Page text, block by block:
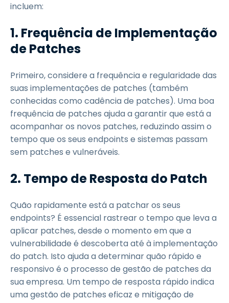
incluem:
1. Frequência de Implementação
de Patches
Primeiro, considere a frequência e regularidade das
suas implementações de patches (também
conhecidas como cadência de patches). Uma boa
frequência de patches ajuda a garantir que está a
acompanhar os novos patches, reduzindo assim o
tempo que os seus endpoints e sistemas passam
sem patches e vulneráveis.
2. Tempo de Resposta do Patch
Quão rapidamente está a patchar os seus
endpoints? É essencial rastrear o tempo que leva a
aplicar patches, desde o momento em que a
vulnerabilidade é descoberta até à implementação
do patch. Isto ajuda a determinar quão rápido e
responsivo é o processo de gestão de patches da
sua empresa. Um tempo de resposta rápido indica
uma gestão de patches eficaz e mitigação de